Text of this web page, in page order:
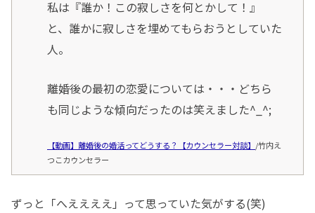
私は『誰か！この寂しさを何とかして！』
と、誰かに寂しさを埋めてもらおうとしていた
人。
離婚後の最初の恋愛については・・・どちら
も同じような傾向だったのは笑えました^_^;
【動画】離婚後の婚活ってどうする？【カウンセラー対談】 /竹内え
つこカウンセラー
ずっと「へええええ」って思っていた気がする(笑)